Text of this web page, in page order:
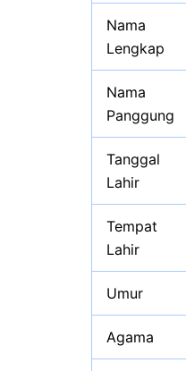
Nama
Lengkap
Nama
Panggung
Tanggal
Lahir
Tempat
Lahir
Umur
Agama